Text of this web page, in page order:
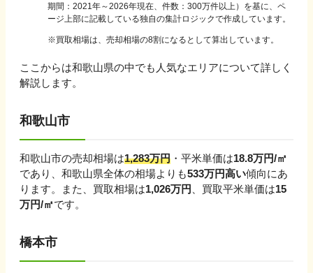
期間：2021年～2026年現在、件数：300万件以上）を基に、ペ
ージ上部に記載している独自の集計ロジックで作成しています。
※買取相場は、売却相場の8割になるとして算出しています。
ここからは和歌山県の中でも人気なエリアについて詳しく
解説します。
和歌山市
和歌山市の売却相場は1,283万円 ・平米単価は18.8万円/㎡
であり、 和歌山県全体の相場よりも533万円高い傾向にあ
ります。
また、買取相場は1,026万円 、買取平米単価は15
万円/㎡です。
橋本市